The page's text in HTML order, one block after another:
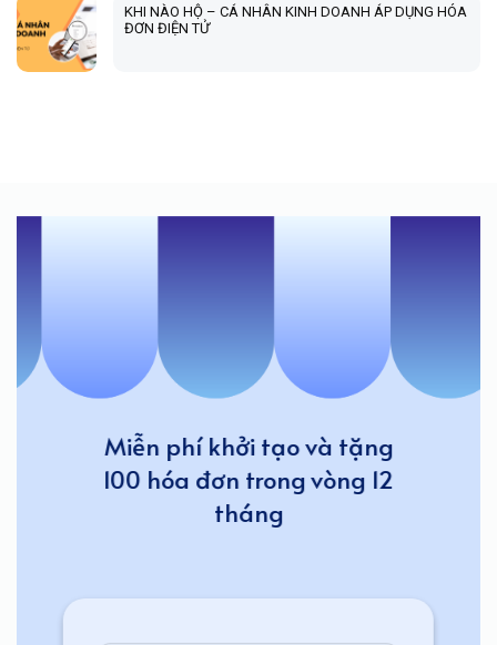
KHI NÀO HỘ – CÁ NHÂN KINH DOANH ÁP DỤNG HÓA
ĐƠN ĐIỆN TỬ
Miễn phí khởi tạo và tặng
100 hóa đơn trong vòng 12
tháng